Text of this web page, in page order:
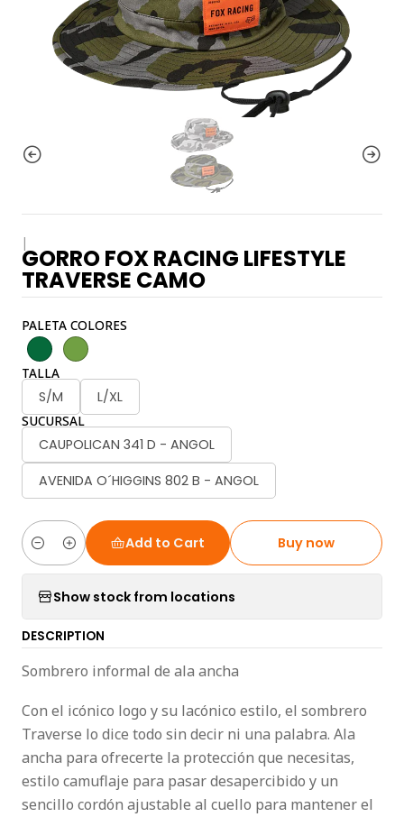
|
GORRO FOX RACING LIFESTYLE
TRAVERSE CAMO
PALETA COLORES
TALLA
S/M L/XL
SUCURSAL
CAUPOLICAN 341 D - ANGOL
AVENIDA O´HIGGINS 802 B - ANGOL
Quantity
Add to Cart Buy now
Show stock from locations
DESCRIPTION
Sombrero informal de ala ancha
Con el icónico logo y su lacónico estilo, el sombrero
Traverse lo dice todo sin decir ni una palabra. Ala
ancha para ofrecerte la protección que necesitas,
estilo camuflaje para pasar desapercibido y un
sencillo cordón ajustable al cuello para mantener el